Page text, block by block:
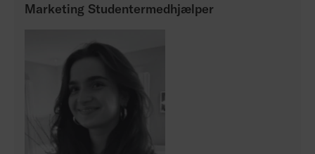
Marketing Studentermedhjælper